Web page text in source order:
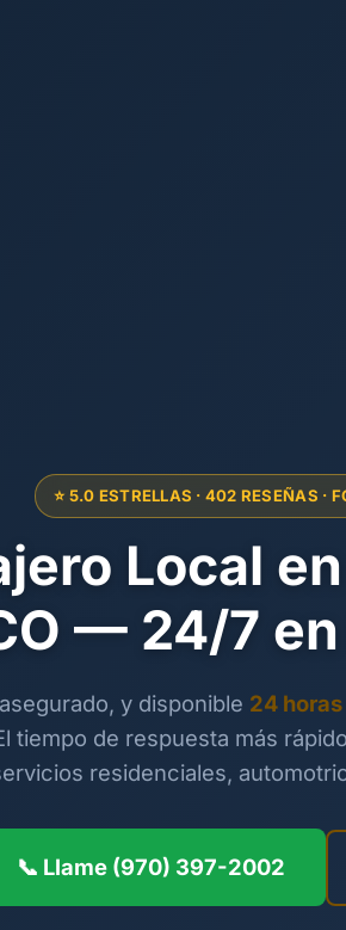
⭐ 5.0 ESTRELLAS · 402 RESEÑAS ·
Local
— 24/7
y disponible 24
tiempo de respuesta más
residenciales,
📞 Llame (970) 397-2002